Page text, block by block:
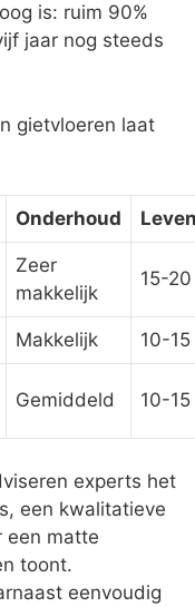
is: ruim 90%
jaar nog steeds
gietvloeren laat
Onderhoud
Zeer
makkelijk
15-
Makkelijk 10-
Gemiddeld 10-
experts het
een kwalitatieve
een matte
toont.
eenvoudig